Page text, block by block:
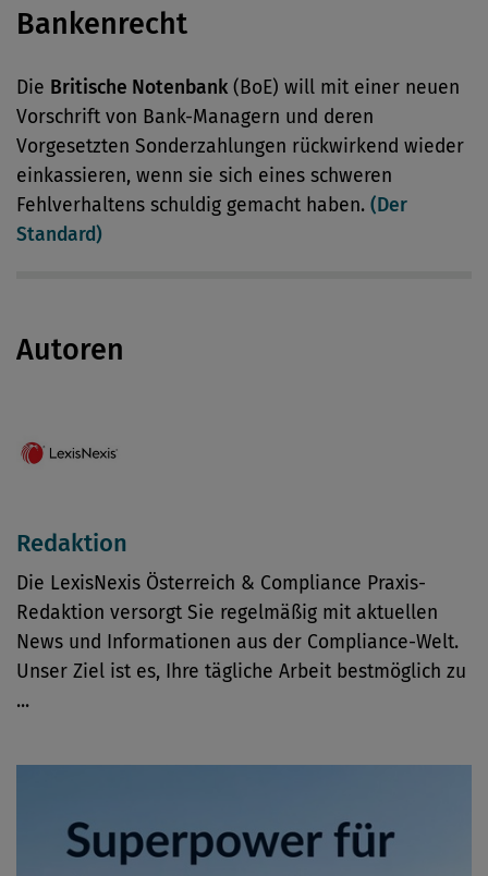
Bankenrecht
Die Britische Notenbank (BoE) will mit einer neuen
Vorschrift von Bank-Managern und deren
Vorgesetzten Sonderzahlungen rückwirkend wieder
einkassieren, wenn sie sich eines schweren
Fehlverhaltens schuldig gemacht haben. (Der
Standard)
Autoren
Redaktion
Die LexisNexis Österreich & Compliance Praxis-
Redaktion versorgt Sie regelmäßig mit aktuellen
News und Informationen aus der Compliance-Welt.
Unser Ziel ist es, Ihre tägliche Arbeit bestmöglich zu
...